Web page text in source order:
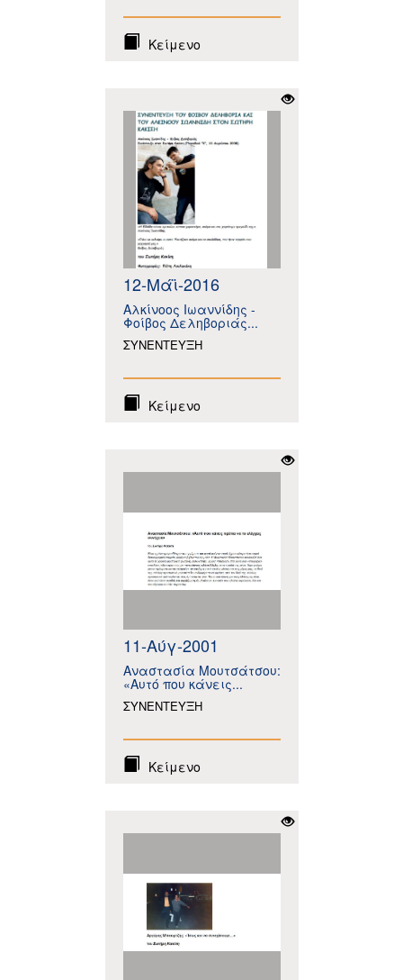
Κείμενο
12-Μάϊ-2016
Αλκίνοος Ιωαννίδης -
Φοίβος Δεληβοριάς...
ΣΥΝΕΝΤΕΥΞΗ
Κείμενο
11-Αύγ-2001
Αναστασία Μουτσάτσου:
«Αυτό που κάνεις...
ΣΥΝΕΝΤΕΥΞΗ
Κείμενο